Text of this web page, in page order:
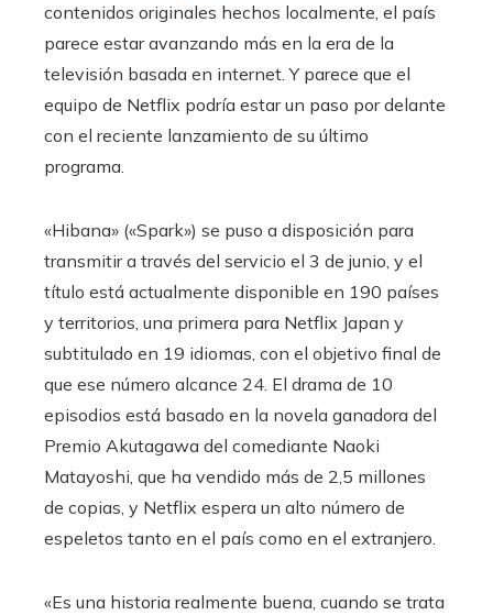
contenidos originales hechos localmente, el país
parece estar avanzando más en la era de la
televisión basada en internet. Y parece que el
equipo de Netflix podría estar un paso por delante
con el reciente lanzamiento de su último
programa.
«Hibana» («Spark») se puso a disposición para
transmitir a través del servicio el 3 de junio, y el
título está actualmente disponible en 190 países
y territorios, una primera para Netflix Japan y
subtitulado en 19 idiomas, con el objetivo final de
que ese número alcance 24. El drama de 10
episodios está basado en la novela ganadora del
Premio Akutagawa del comediante Naoki
Matayoshi, que ha vendido más de 2,5 millones
de copias, y Netflix espera un alto número de
espeletos tanto en el país como en el extranjero.
«Es una historia realmente buena, cuando se trata